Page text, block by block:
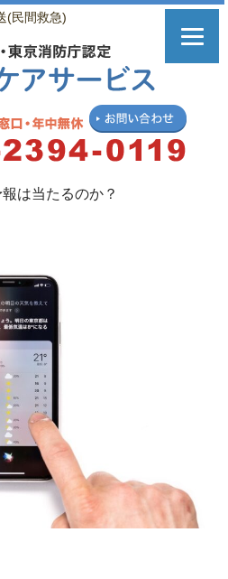
(民間救急)
は当たるのか？